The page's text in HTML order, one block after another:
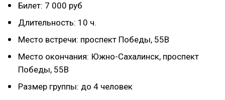
Билет: 7 000 руб
Длительность: 10 ч.
Место встречи: проспект Победы, 55В
Место окончания: Южно-Сахалинск, проспект
Победы, 55В
Размер группы: до 4 человек